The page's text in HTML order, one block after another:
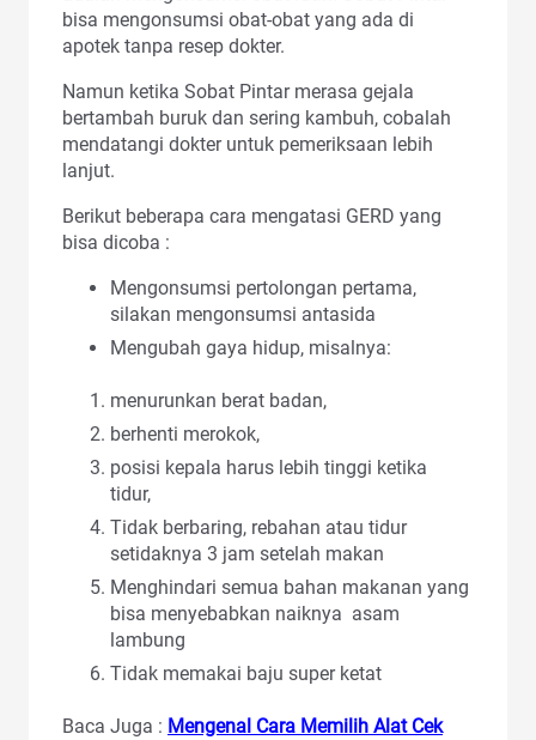
bisa mengonsumsi obat-obat yang ada di
apotek tanpa resep dokter.
Namun ketika Sobat Pintar merasa gejala
bertambah buruk dan sering kambuh, cobalah
mendatangi dokter untuk pemeriksaan lebih
lanjut.
Berikut beberapa cara mengatasi GERD yang
bisa dicoba :
Mengonsumsi pertolongan pertama,
silakan mengonsumsi antasida
Mengubah gaya hidup, misalnya:
menurunkan berat badan,
berhenti merokok,
posisi kepala harus lebih tinggi ketika
tidur,
Tidak berbaring, rebahan atau tidur
setidaknya 3 jam setelah makan
Menghindari semua bahan makanan yang
bisa menyebabkan naiknya asam
lambung
Tidak memakai baju super ketat
Baca Juga : Mengenal Cara Memilih Alat Cek